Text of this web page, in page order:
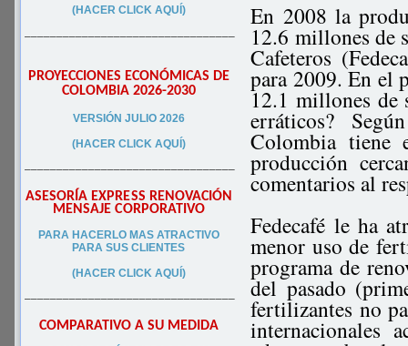
(HACER CLICK AQUÍ)
–––––––––––––––––––––––––––––––––
PROYECCIONES ECONÓMICAS DE
COLOMBIA 2026-2030
VERSIÓN JULIO 2026
(HACER CLICK AQUÍ)
–––––––––––––––––––––––––––––––––
ASESORÍA EXPRESS RENOVACIÓN
MENSAJE CORPORATIVO
PARA HACERLO MAS ATRACTIVO
PARA SUS CLIENTES
(HACER CLICK AQUÍ)
–––––––––––––––––––––––––––––––––
COMPARATIVO A SU MEDIDA
En 2008 la
12.6 millones de
Cafeteros
para 2009. En el
12.1 millones de
erráticos?
Colombia tiene
producción
comentarios al
Fedecafé le ha
menor uso de
programa de
del pasado
fertilizantes no
internacionales